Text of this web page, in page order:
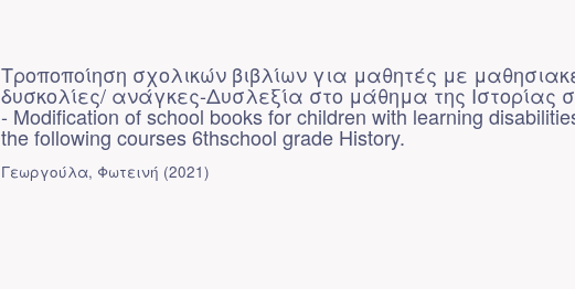
Τροποποίηση σχολικών βιβλίων για μαθητές με
δυσκολίες/ ανάγκες-Δυσλεξία στο μάθημα της Ιστορίας
- Modification of school books for children with learning
the following courses 6thschool grade History.
Γεωργούλα, Φωτεινή (2021)